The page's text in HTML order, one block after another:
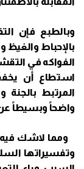
وبالطبع فإن
بالإحباط
الفواكه في
استطاع أن
المرتبط بالجنة
واضحاً وبسيطاً
ومما لاشك فيه
وتفسيراتها